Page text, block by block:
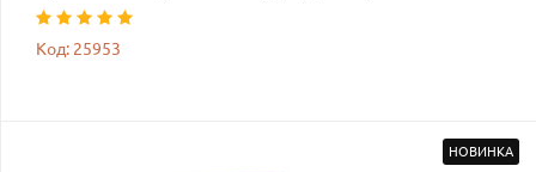
Код: 25953
НОВИНКА